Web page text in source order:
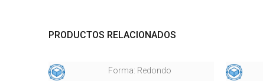
PRODUCTOS RELACIONADOS
Forma: Redondo